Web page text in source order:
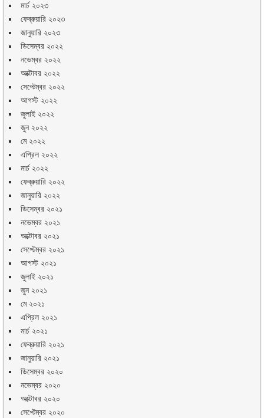
মার্চ ২০২৩
ফেব্রুয়ারি ২০২৩
জানুয়ারি ২০২৩
ডিসেম্বর ২০২২
নভেম্বর ২০২২
অক্টোবর ২০২২
সেপ্টেম্বর ২০২২
আগস্ট ২০২২
জুলাই ২০২২
জুন ২০২২
মে ২০২২
এপ্রিল ২০২২
মার্চ ২০২২
ফেব্রুয়ারি ২০২২
জানুয়ারি ২০২২
ডিসেম্বর ২০২১
নভেম্বর ২০২১
অক্টোবর ২০২১
সেপ্টেম্বর ২০২১
আগস্ট ২০২১
জুলাই ২০২১
জুন ২০২১
মে ২০২১
এপ্রিল ২০২১
মার্চ ২০২১
ফেব্রুয়ারি ২০২১
জানুয়ারি ২০২১
ডিসেম্বর ২০২০
নভেম্বর ২০২০
অক্টোবর ২০২০
সেপ্টেম্বর ২০২০